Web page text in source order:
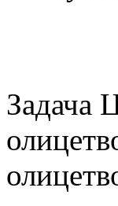
Задача